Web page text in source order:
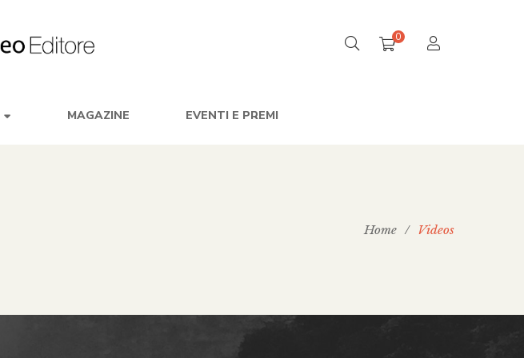
0
MAGAZINE EVENTI E PREMI
Home / Videos